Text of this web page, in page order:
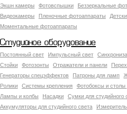
Экшн камеры
Фотовспышки
Беззеркальные
Видеокамеры
Пленочные фотоаппараты
Моментальные фотоаппараты
Студийное оборудование
Постоянный свет Импульсный свет
Стойки
Фотозонты Отражатели и панели
Генераторы спецэффектов
Патроны для ламп
Ролики
Системы крепления
Фотобоксы и
Лампы и колбы
Насадки
Сумки для студийного
Аккумуляторы для студийного света